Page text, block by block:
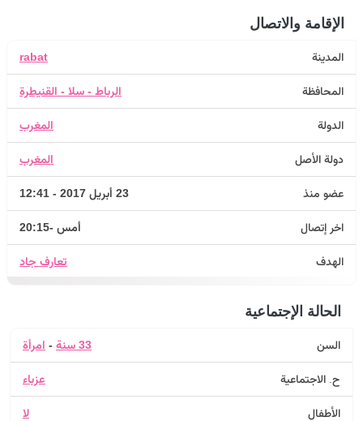
الإقامة والاتصال
المدينة rabat
المحافظة الرباط - سلا - القنيطرة
الدولة المغرب
دولة الأصل المغرب
عضو منذ 23 أبريل 2017 - 12:41
اخر إتصال أمس -20:15
الهدف تعارف جاد
الحالة الإجتماعية
السن 33 سنة - امرأة
ح. الاجتماعية عزباء
الأطفال لا